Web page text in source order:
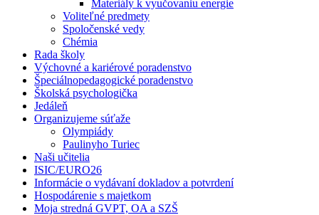
Materiály k vyučovaniu energie
Voliteľné predmety
Spoločenské vedy
Chémia
Rada školy
Výchovné a kariérové poradenstvo
Špeciálnopedagogické poradenstvo
Školská psychologička
Jedáleň
Organizujeme súťaže
Olympiády
Paulinyho Turiec
Naši učitelia
ISIC/EURO26
Informácie o vydávaní dokladov a potvrdení
Hospodárenie s majetkom
Moja stredná GVPT, OA a SZŠ